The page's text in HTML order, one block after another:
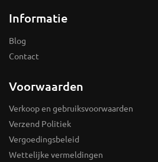
Informatie
Blog
Contact
Voorwaarden
Verkoop en gebruiksvoorwaarden
Verzend Politiek
Vergoedingsbeleid
Wettelijke vermeldingen